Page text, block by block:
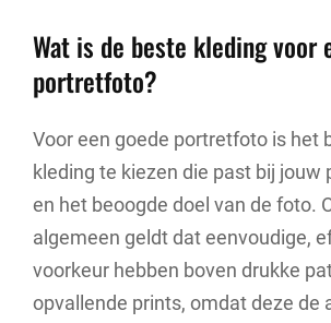
Wat is de beste kleding voor
portretfoto?
Voor een goede portretfoto is het
kleding te kiezen die past bij jouw
en het beoogde doel van de foto.
algemeen geldt dat eenvoudige,
voorkeur hebben boven drukke
opvallende prints, omdat deze de